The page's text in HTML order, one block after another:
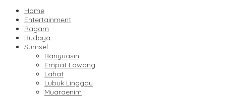
Home
Entertainment
Ragam
Budaya
Sumsel
Banyuasin
Empat Lawang
Lahat
Lubuk Linggau
Muaraenim